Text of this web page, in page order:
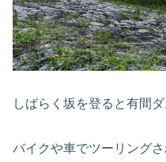
しばらく坂を登ると有間
バイクや車でツーリング